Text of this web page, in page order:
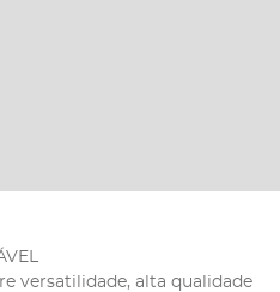
versatilidade, alta qualidade